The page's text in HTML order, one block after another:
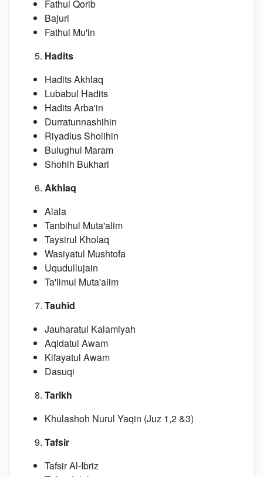
Fathul Qorib
Bajuri
Fathul Mu'in
Hadits
Hadits Akhlaq
Lubabul Hadits
Hadits Arba'in
Durratunnashihin
Riyadlus Sholihin
Bulughul Maram
Shohih Bukhari
Akhlaq
Alala
Tanbihul Muta'alim
Taysirul Kholaq
Wasiyatul Mushtofa
Uqudullujain
Ta'limul Muta'alim
Tauhid
Jauharatul Kalamiyah
Aqidatul Awam
Kifayatul Awam
Dasuqi
Tarikh
Khulashoh Nurul Yaqin (Juz 1,2 &3)
Tafsir
Tafsir Al-Ibriz